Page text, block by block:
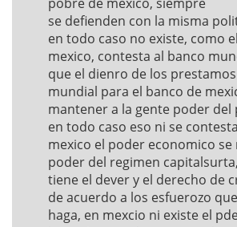
pobre de mexico, siempre
se defienden con la misma
en todo caso no existe, como
mexico, contesta al banco
que el dienro de los
mundial para el banco de
mantener a la gente poder del
en todo caso eso ni se
mexico el poder economico se
poder del regimen
tiene el dever y el derecho de
de acuerdo a los esfuerozo
haga, en mexcio ni existe el